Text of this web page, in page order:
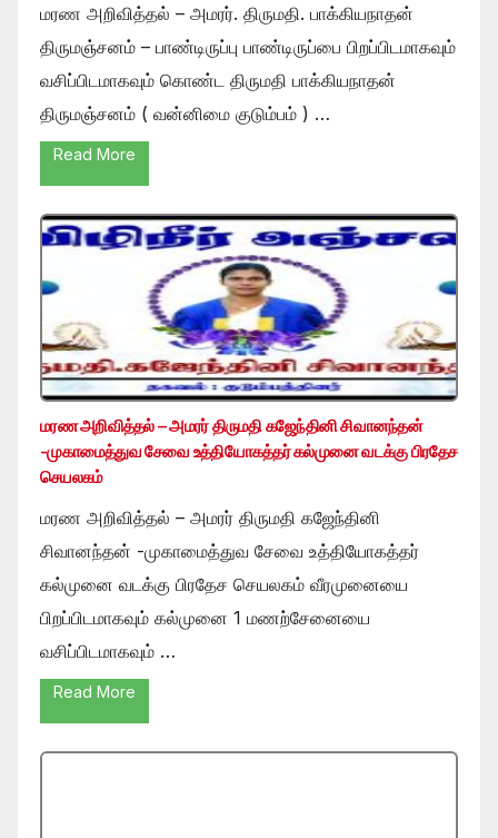
மரண அறிவித்தல் – அமரர். திருமதி. பாக்கியநாதன்
திருமஞ்சனம் – பாண்டிருப்பு பாண்டிருப்பை பிறப்பிடமாகவும்
வசிப்பிடமாகவும் கொண்ட திருமதி பாக்கியநாதன்
திருமஞ்சனம் ( வன்னிமை குடும்பம் ) …
Read More
மரண அறிவித்தல் – அமரர் திருமதி கஜேந்தினி சிவானந்தன்
-முகாமைத்துவ சேவை உத்தியோகத்தர் கல்முனை வடக்கு பிரதேச
செயலகம்
மரண அறிவித்தல் – அமரர் திருமதி கஜேந்தினி
சிவானந்தன் -முகாமைத்துவ சேவை உத்தியோகத்தர்
கல்முனை வடக்கு பிரதேச செயலகம் வீரமுனையை
பிறப்பிடமாகவும் கல்முனை 1 மணற்சேனையை
வசிப்பிடமாகவும் …
Read More